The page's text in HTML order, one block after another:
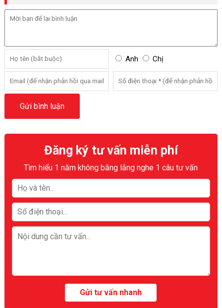
Anh Chị
Đăng ký tư vấn miễn phí
Tìm hiểu 1 năm không bằng lắng nghe 1 câu tư vấn